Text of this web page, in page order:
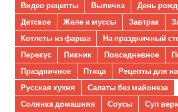
Видео рецепты
Выпечка День
Детское
Желе и муссы Завтрак
Котлеты из фарша
На праздничный
Перекус
Пикник Повседневное
Праздничное
Птица
Рецепты для
Русская кухня
Салаты без майонеза
Солянка домашняя
Соусы
Суп